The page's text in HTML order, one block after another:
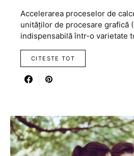
Accelerarea proceselor de
unităților de procesare grafică
indispensabilă într-o varietate
CITESTE TOT